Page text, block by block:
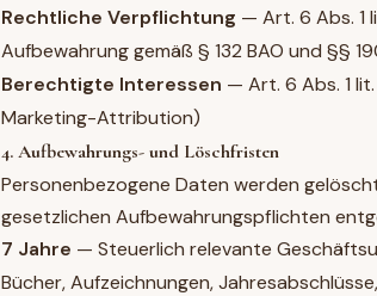
Rechtliche Verpflichtung — Art. 6 Abs. 1
Aufbewahrung gemäß § 132 BAO und §§
Berechtigte Interessen — Art. 6 Abs. 1
Marketing-Attribution)
4. Aufbewahrungs- und Löschfristen
Personenbezogene Daten werden
gesetzlichen Aufbewahrungspflichten
7 Jahre — Steuerlich relevante
Bücher, Aufzeichnungen,